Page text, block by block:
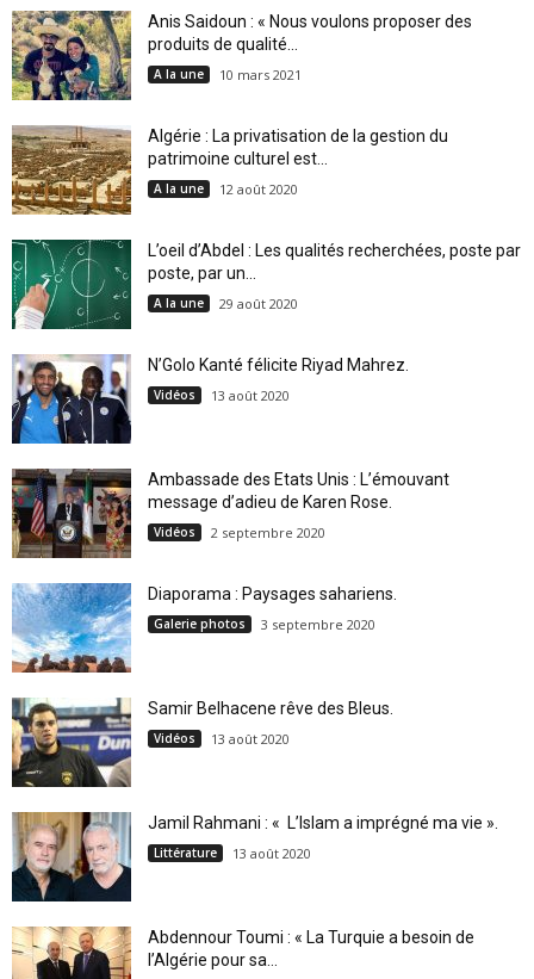
Anis Saidoun : « Nous voulons proposer des
produits de qualité...
A la une 10 mars 2021
Algérie : La privatisation de la gestion du
patrimoine culturel est...
A la une 12 août 2020
L’oeil d’Abdel : Les qualités recherchées, poste par
poste, par un...
A la une 29 août 2020
N’Golo Kanté félicite Riyad Mahrez.
Vidéos 13 août 2020
Ambassade des Etats Unis : L’émouvant
message d’adieu de Karen Rose.
Vidéos 2 septembre 2020
Diaporama : Paysages sahariens.
Galerie photos 3 septembre 2020
Samir Belhacene rêve des Bleus.
Vidéos 13 août 2020
Jamil Rahmani : « L’Islam a imprégné ma vie ».
Littérature 13 août 2020
Abdennour Toumi : « La Turquie a besoin de
l’Algérie pour sa...